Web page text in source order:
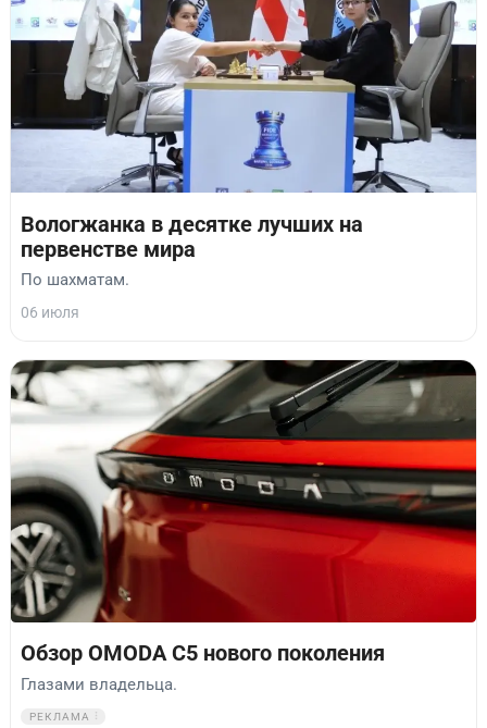
Вологжанка в десятке лучших на
первенстве мира
По шахматам.
06 июля
Обзор OMODA C5 нового поколения
Глазами владельца.
РЕКЛАМА